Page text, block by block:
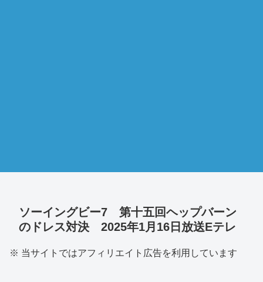
ソーイングビー7 第十五回ヘップバーン
のドレス対決 2025年1月16日放送Eテレ
※ 当サイトではアフィリエイト広告を利用しています